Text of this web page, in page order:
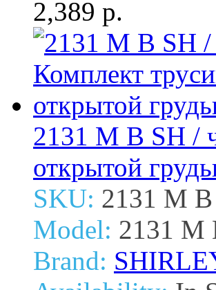
2,389 р.
2131 M B SH /
открытой
SKU: 2131 M
Model: 2131 M
Brand: